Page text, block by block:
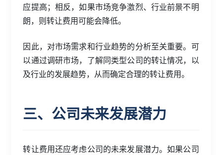
应提高；相反，如果市场竞争激烈、行业前景不明
朗，则转让费用可能会降低。
因此，对市场需求和行业趋势的分析至关重要。可
以通过调研市场，了解同类型公司的转让情况，以
及行业的发展趋势，从而确定合理的转让费用。
三、公司未来发展潜力
转让费用还应考虑公司的未来发展潜力。如果公司